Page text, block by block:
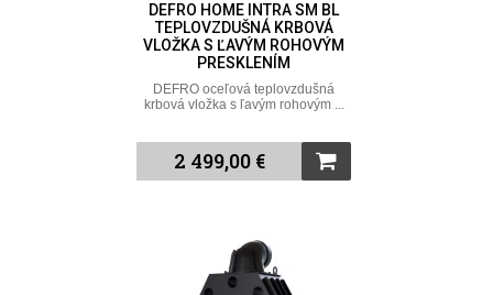
DEFRO HOME INTRA SM BL
TEPLOVZDUŠNÁ KRBOVÁ
VLOŽKA S ĽAVÝM ROHOVÝM
PRESKLENÍM
DEFRO oceľová teplovzdušná
krbová vložka s ľavým rohovým ...
2 499,00 €